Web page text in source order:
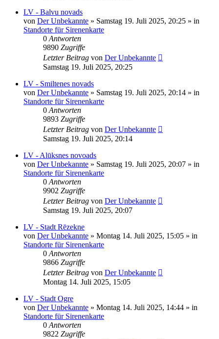
LV - Balvu novads
von Der Unbekannte » Samstag 19. Juli 2025, 20:25 » in
Standorte für Sirenenkarte
0 Antworten
9890 Zugriffe
Letzter Beitrag von Der Unbekannte
Samstag 19. Juli 2025, 20:25
LV - Smiltenes novads
von Der Unbekannte » Samstag 19. Juli 2025, 20:14 » in
Standorte für Sirenenkarte
0 Antworten
9893 Zugriffe
Letzter Beitrag von Der Unbekannte
Samstag 19. Juli 2025, 20:14
LV - Alūksnes novoads
von Der Unbekannte » Samstag 19. Juli 2025, 20:07 » in
Standorte für Sirenenkarte
0 Antworten
9902 Zugriffe
Letzter Beitrag von Der Unbekannte
Samstag 19. Juli 2025, 20:07
LV - Stadt Rēzekne
von Der Unbekannte » Montag 14. Juli 2025, 15:05 » in
Standorte für Sirenenkarte
0 Antworten
9866 Zugriffe
Letzter Beitrag von Der Unbekannte
Montag 14. Juli 2025, 15:05
LV - Stadt Ogre
von Der Unbekannte » Montag 14. Juli 2025, 14:44 » in
Standorte für Sirenenkarte
0 Antworten
9822 Zugriffe